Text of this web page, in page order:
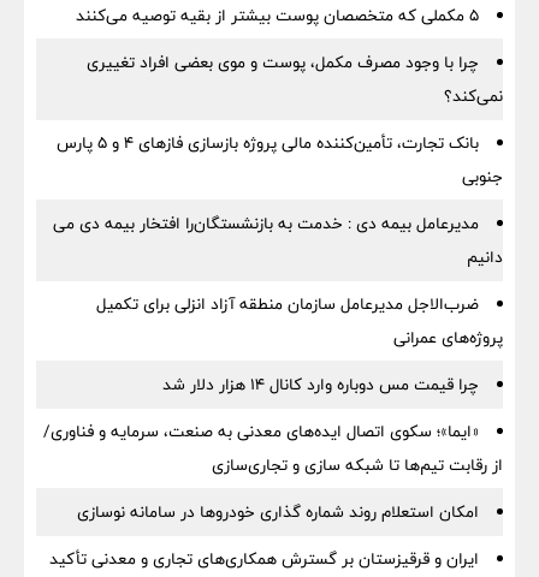
۵ مکملی که متخصصان پوست بیشتر از بقیه توصیه می‌کنند
چرا با وجود مصرف مکمل، پوست و موی بعضی افراد تغییری
نمی‌کند؟
بانک تجارت، تأمین‌کننده مالی پروژه بازسازی فازهای ۴ و ۵ پارس
جنوبی
مدیرعامل بیمه دی : خدمت به بازنشستگان‌را افتخار بیمه دی می
دانیم
ضرب‌الاجل مدیرعامل سازمان منطقه آزاد انزلی برای تكمیل
پروژه‌های عمرانی
چرا قیمت مس دوباره وارد کانال ۱۴ هزار دلار شد
«ایما»؛ سکوی اتصال ایده‌های معدنی به صنعت، سرمایه و فناوری/
از رقابت تیم‌ها تا شبکه سازی و تجاری‌سازی
امکان استعلام روند شماره گذاری خودروها در سامانه نوسازی
ایران و قرقیزستان بر گسترش همکاری‌های تجاری و معدنی تأکید